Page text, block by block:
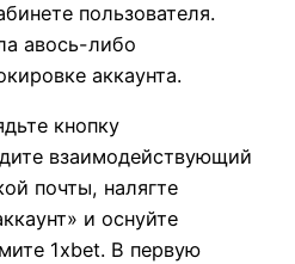
пользователя.
авось-либо
аккаунта.
кнопку
взаимодействующий
почты, налягте
и оснуйте
1xbet. В первую